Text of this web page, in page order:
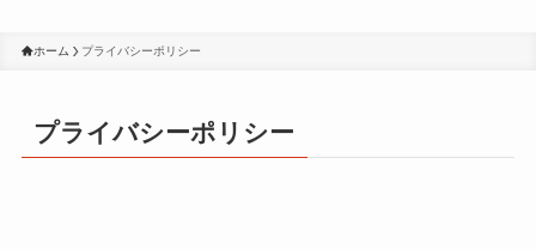
ホーム プライバシーポリシー
プライバシーポリシー